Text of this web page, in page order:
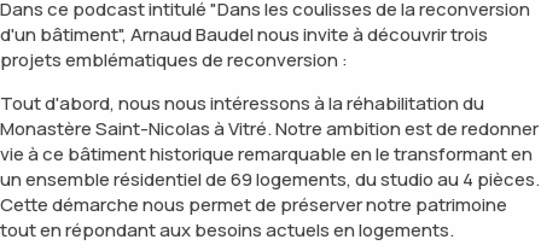
Dans ce podcast intitulé "Dans les coulisses de la reconversion
d'un bâtiment", Arnaud Baudel nous invite à découvrir trois
projets emblématiques de reconversion :
Tout d'abord, nous nous intéressons à la réhabilitation du
Monastère Saint-Nicolas à Vitré. Notre ambition est de redonner
vie à ce bâtiment historique remarquable en le transformant en
un ensemble résidentiel de 69 logements, du studio au 4 pièces.
Cette démarche nous permet de préserver notre patrimoine
tout en répondant aux besoins actuels en logements.